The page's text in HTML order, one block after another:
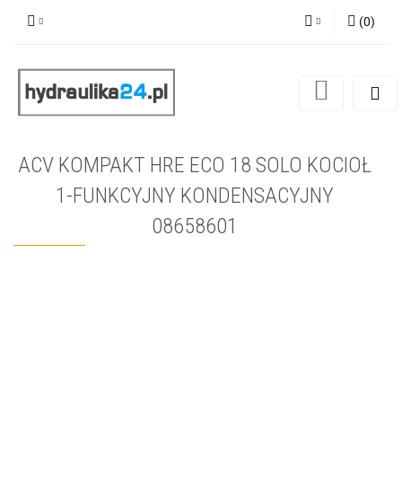
Zarejestruj się
(0)
ACV KOMPAKT HRE ECO 18 SOLO KOCIOŁ
1-FUNKCYJNY KONDENSACYJNY
08658601